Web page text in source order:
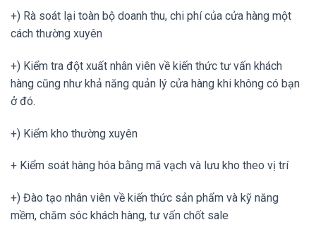
+) Rà soát lại toàn bộ doanh thu, chi phí của cửa hàng một
cách thường xuyên
+) Kiểm tra đột xuất nhân viên về kiến thức tư vấn khách
hàng cũng như khả năng quản lý cửa hàng khi không có bạn
ở đó.
+) Kiểm kho thường xuyên
+ Kiểm soát hàng hóa bằng mã vạch và lưu kho theo vị trí
+) Đào tạo nhân viên về kiến thức sản phẩm và kỹ năng
mềm, chăm sóc khách hàng, tư vấn chốt sale